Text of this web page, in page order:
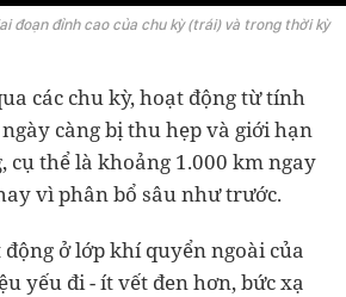
đoạn đỉnh cao của chu kỳ (trái) và trong thời kỳ
các chu kỳ, hoạt động từ tính
càng bị thu hẹp và giới hạn
cụ thể là khoảng 1.000 km ngay
vì phân bổ sâu như trước.
ở lớp khí quyển ngoài của
yếu đi - ít vết đen hơn, bức xạ